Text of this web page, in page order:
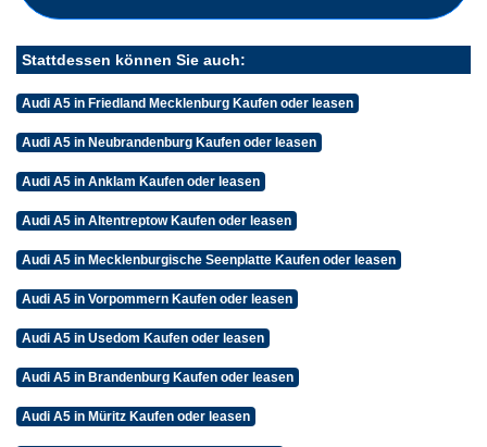
Stattdessen können Sie auch:
Audi A5 in Friedland Mecklenburg Kaufen oder leasen
Audi A5 in Neubrandenburg Kaufen oder leasen
Audi A5 in Anklam Kaufen oder leasen
Audi A5 in Altentreptow Kaufen oder leasen
Audi A5 in Mecklenburgische Seenplatte Kaufen oder leasen
Audi A5 in Vorpommern Kaufen oder leasen
Audi A5 in Usedom Kaufen oder leasen
Audi A5 in Brandenburg Kaufen oder leasen
Audi A5 in Müritz Kaufen oder leasen